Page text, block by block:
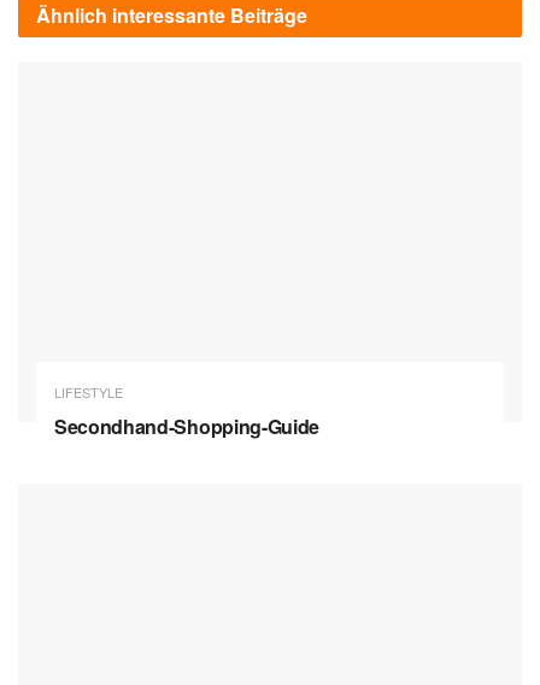
Ähnlich interessante Beiträge
LIFESTYLE
Secondhand-Shopping-Guide